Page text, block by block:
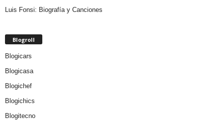
Luis Fonsi: Biografía y Canciones
Blogroll
Blogicars
Blogicasa
Blogichef
Blogichics
Blogitecno